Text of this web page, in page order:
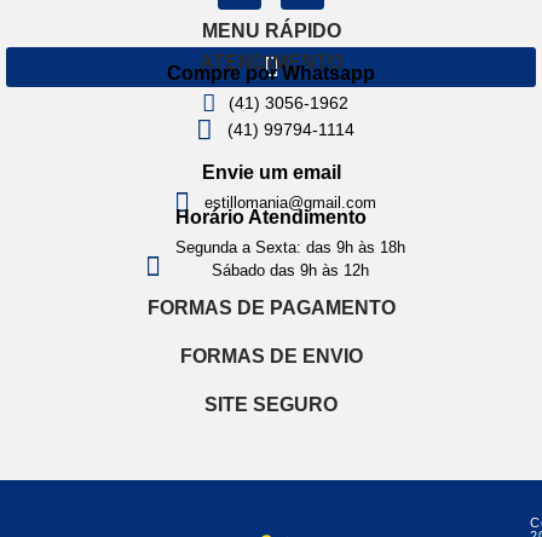
MENU RÁPIDO
ATENDIMENTO
Compre por Whatsapp
(41) 3056-1962
(41) 99794-1114
Envie um email
estillomania@gmail.com
Horário Atendimento
Segunda a Sexta: das 9h às 18h
Sábado das 9h às 12h
FORMAS DE PAGAMENTO
FORMAS DE ENVIO
SITE SEGURO